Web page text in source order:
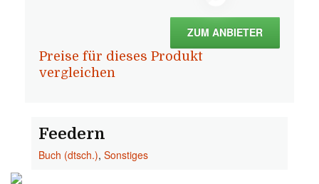
ZUM ANBIETER
Preise für dieses Produkt
vergleichen
Feedern
Buch (dtsch.),Sonstiges